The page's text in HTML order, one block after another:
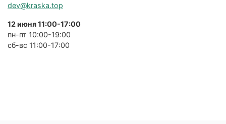
dev@kraska.top
12 июня 11:00-17:00
пн-пт 10:00-19:00
сб-вс 11:00-17:00